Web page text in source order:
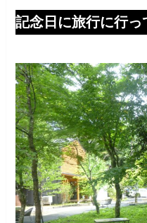
記念日に旅行に行っ